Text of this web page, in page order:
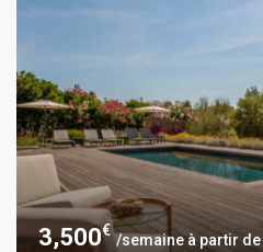
3,500€
/semaine à partir de